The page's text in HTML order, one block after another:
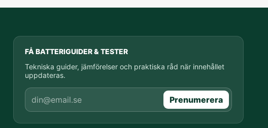
FÅ BATTERIGUIDER & TESTER
Tekniska guider, jämförelser och praktiska råd när innehållet
uppdateras.
E-postadress
Prenumerera